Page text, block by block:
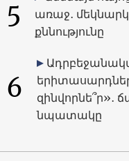
5
առաջ․
քննությունը
6
նպատակը